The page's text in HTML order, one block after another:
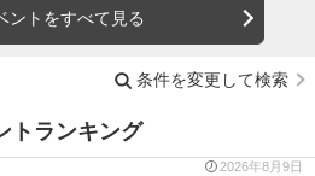
ントをすべて見る
条件を変更して検索
トランキング
2026年8月9日